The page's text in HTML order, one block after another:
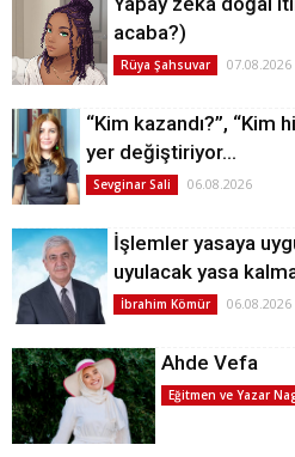
acaba?)
Rüya Şahsuvar 07.08.2026
“Kim kazandı?”, “Kim
yer değiştiriyor…
Sevginar Sali 06.08.2026
İşlemler yasaya
uyulacak yasa
İbrahim Kömür 06.08.2026
Ahde Vefa
Eğitmen ve Yazar